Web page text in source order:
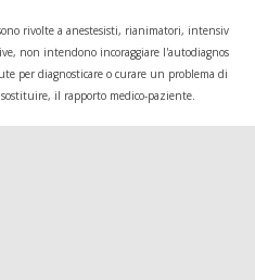
rivolte a anestesisti, rianimatori,
non intendono incoraggiare l'autodiagnosi o
per diagnosticare o curare un problema di
il rapporto medico-paziente.